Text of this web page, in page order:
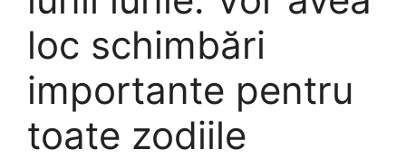
loc schimbări
importante pentru
toate zodiile